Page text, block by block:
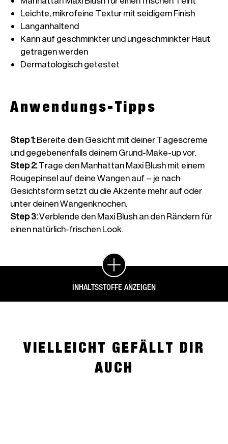
Kann auf geschminkter und ungeschminkter Haut
Dermatologisch getestet
Anwendungs-Tipps
Step 1:Bereite dein Gesicht mit deiner Tagescreme
und gegebenenfalls deinem Grund-Make-up vor.
Step 2:Trage den Manhattan Maxi Blush mit einem
Rougepinsel auf deine Wangen auf – je nach
Gesichtsform setzt du die Akzente mehr auf oder
unter deinen Wangenknochen.
Step 3:Verblende den Maxi Blush an den Rändern für
einen natürlich-frischen Look.
INHALTSSTOFFE ANZEIGEN
VIELLEICHT GEFÄLLT DIR
AUCH